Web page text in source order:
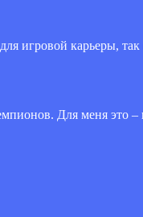
игровой карьеры,
Для меня это –